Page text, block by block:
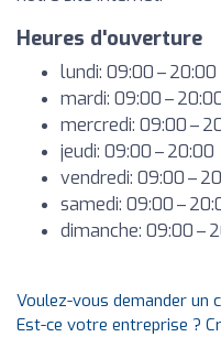
Heures d'ouverture
lundi: 09:00 – 20:00
mardi: 09:00 –
mercredi: 09:00 –
jeudi: 09:00 – 20:00
vendredi: 09:00 –
samedi: 09:00 –
dimanche: 09:00 –
Voulez-vous demander un
Est-ce votre entreprise ?